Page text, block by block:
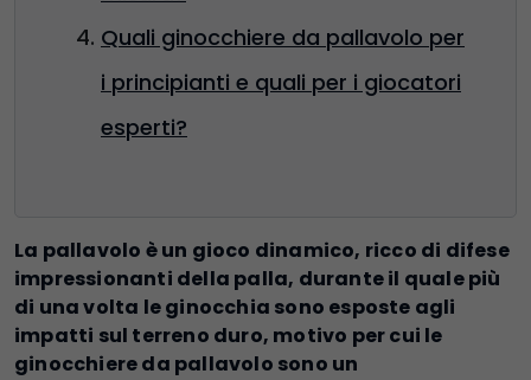
Quali ginocchiere da pallavolo per
i principianti e quali per i giocatori
esperti?
La pallavolo è un gioco dinamico, ricco di difese
impressionanti della palla, durante il quale più
di una volta le ginocchia sono esposte agli
impatti sul terreno duro, motivo per cui le
ginocchiere da pallavolo sono un